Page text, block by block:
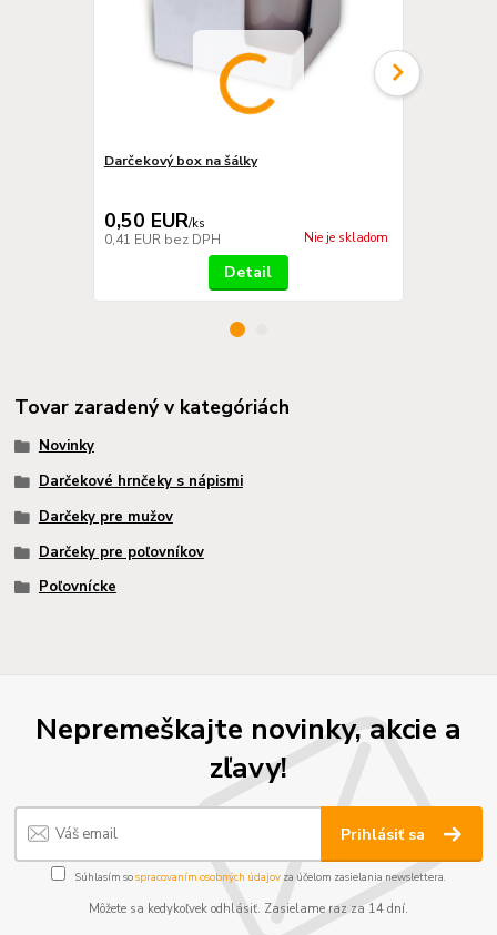
Darčekový box na šálky
0,50 EUR/ks
0,41 EUR bez DPH Nie je skladom
Detail
Tovar zaradený v kategóriách
Novinky
Darčekové hrnčeky s nápismi
Darčeky pre mužov
Darčeky pre poľovníkov
Poľovnícke
Nepremeškajte novinky, akcie a
zľavy!
Prihlásiť sa
Súhlasím sospracovaním osobných údajov za účelom zasielania newslettera.
Môžete sa kedykoľvek odhlásiť. Zasielame raz za 14 dní.